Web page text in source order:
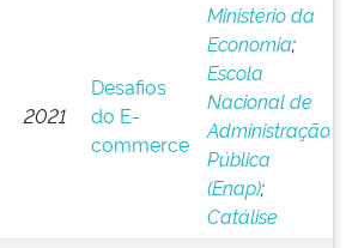
2021
Desafios
do E-
commerce
Ministério da
Economia;
Escola
Nacional de
Administração
Pública
(Enap);
Catálise